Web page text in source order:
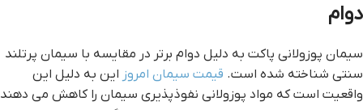
دوام
سیمان پوزولانی پاکت به دلیل دوام برتر در مقایسه با سیمان پرتلند
سنتی شناخته شده است. قیمت سیمان امروز این به دلیل این
واقعیت است که مواد پوزولانی نفوذپذیری سیمان را کاهش می دهند